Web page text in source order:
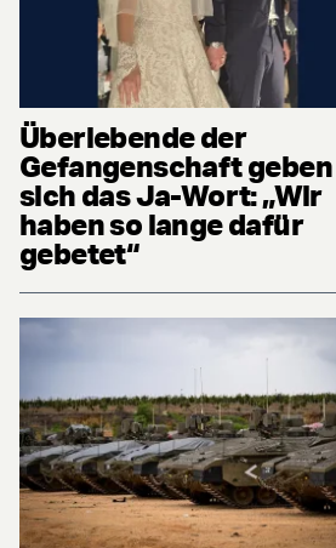
Überlebende der
Gefangenschaft geben
sich das Ja-Wort: „Wir
haben so lange dafür
gebetet“